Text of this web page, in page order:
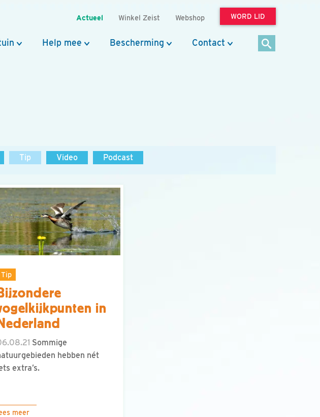
Actueel Winkel Zeist Webshop WORD LID
Help mee Bescherming Contact
Tip Video Podcast
Tip
in
Sommige
hebben nét
extra’s.
meer